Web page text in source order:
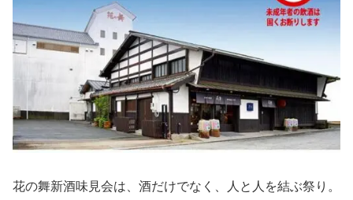
花の舞新酒味見会は、酒だけでなく、人と人を結ぶ祭り。